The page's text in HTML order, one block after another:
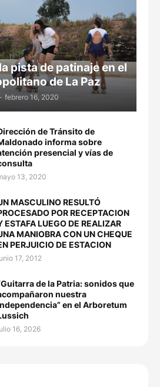
pista de patinaje en el
de La Paz
- febrero 16, 2020
de Tránsito de
informa sobre
presencial y vías de
13, 2020
MASCULINO RESULTÓ
POR RECEPTACION
ESTAFA LUEGO DE REALIZAR
MANIOBRA CON UN CHEQUE
PERJUICIO DE ESTACION
17, 2012
de la Patria: sonidos que
nuestra
en el Arboretum
16, 2026